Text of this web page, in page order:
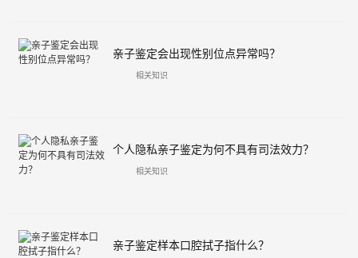
亲子鉴定会出现性别位点异常吗？
相关知识
个人隐私亲子鉴定为何不具有司法效力？
相关知识
亲子鉴定样本口腔拭子指什么？